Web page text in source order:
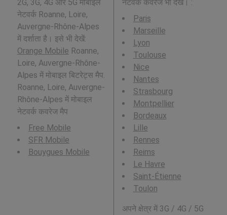
2G, 3G, 4G और 5G मोबाइल
नेटवर्क Roanne, Loire,
Auvergne-Rhône-Alpes
में दर्शाता है। इसे भी देखें:
Orange Mobile Roanne,
Loire, Auvergne-Rhône-
Alpes में मोबाइल बिटरेट्स मैप.
Roanne, Loire, Auvergne-
Rhône-Alpes में मोबाइल
नेटवर्क कवरेज मैप
Free Mobile
SFR Mobile
Bouygues Mobile
नेटवर्क कवरेज भी देखें। :
Paris
Marseille
Lyon
Toulouse
Nice
Nantes
Strasbourg
Montpellier
Bordeaux
Lille
Rennes
Reims
Le Havre
Saint-Étienne
Toulon
अपने क्षेत्र में 3G / 4G / 5G